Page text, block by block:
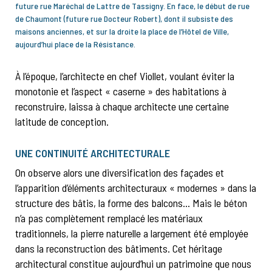
future rue Maréchal de Lattre de Tassigny. En face, le début de rue
de Chaumont (future rue Docteur Robert), dont il subsiste des
maisons anciennes, et sur la droite la place de l’Hôtel de Ville,
aujourd’hui place de la Résistance.
À l’époque, l’architecte en chef Viollet, voulant éviter la
monotonie et l’aspect « caserne » des habitations à
reconstruire, laissa à chaque architecte une certaine
latitude de conception.
UNE CONTINUITÉ ARCHITECTURALE
On observe alors une diversification des façades et
l’apparition d’éléments architecturaux « modernes » dans la
structure des bâtis, la forme des balcons… Mais le béton
n’a pas complètement remplacé les matériaux
traditionnels, la pierre naturelle a largement été employée
dans la reconstruction des bâtiments. Cet héritage
architectural constitue aujourd’hui un patrimoine que nous